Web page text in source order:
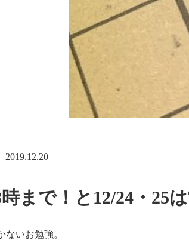
2019.12.20
まで！と12/24・25
ないお勉強。